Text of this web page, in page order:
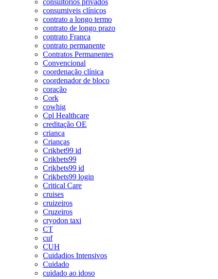
consumiveis clínicos
contrato a longo termo
contrato de longo prazo
contrato França
contrato permanente
Contratos Permanentes
Convencional
coordenação clínica
coordenador de bloco
coração
Cork
cowhig
Cpl Healthcare
creditação OE
criança
Crianças
Crikbet99 id
Crikbets99
Crikbets99 id
Crikbets99 login
Critical Care
cruises
cruizeiros
Cruzeiros
cryodon taxi
CT
cuf
CUH
Cuidadios Intensivos
Cuidado
cuidado ao idoso